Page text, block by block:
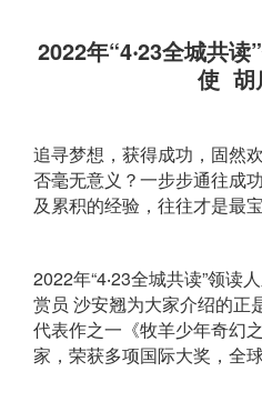
2022年“4‧23全城共
使 胡
追寻梦想，获得成功，固然
否毫无意义？一步步通往成
及累积的经验，往往才是最宝
2022年“4‧23全城共读”领读
赏员 沙安翘为大家介绍的正
代表作之一《牧羊少年奇幻
家，荣获多项国际大奖，全